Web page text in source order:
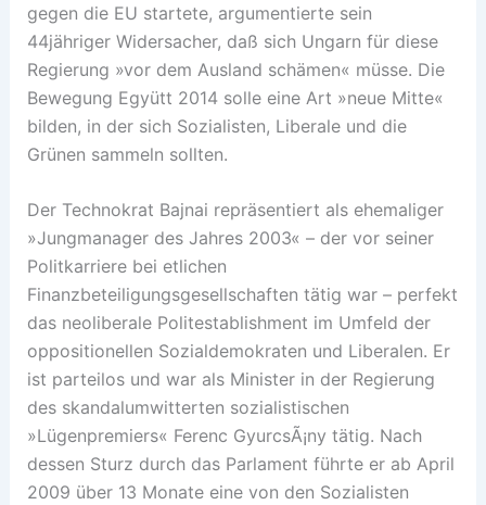
gegen die EU startete, argumentierte sein
44jähriger Widersacher, daß sich Ungarn für diese
Regierung »vor dem Ausland schämen« müsse. Die
Bewegung Együtt 2014 solle eine Art »neue Mitte«
bilden, in der sich Sozialisten, Liberale und die
Grünen sammeln sollten.
Der Technokrat Bajnai repräsentiert als ehemaliger
»Jungmanager des Jahres 2003« – der vor seiner
Politkarriere bei etlichen
Finanzbeteiligungsgesellschaften tätig war – perfekt
das neoliberale Politestablishment im Umfeld der
oppositionellen Sozialdemokraten und Liberalen. Er
ist parteilos und war als Minister in der Regierung
des skandalumwitterten sozialistischen
»Lügenpremiers« Ferenc GyurcsÃ¡ny tätig. Nach
dessen Sturz durch das Parlament führte er ab April
2009 über 13 Monate eine von den Sozialisten